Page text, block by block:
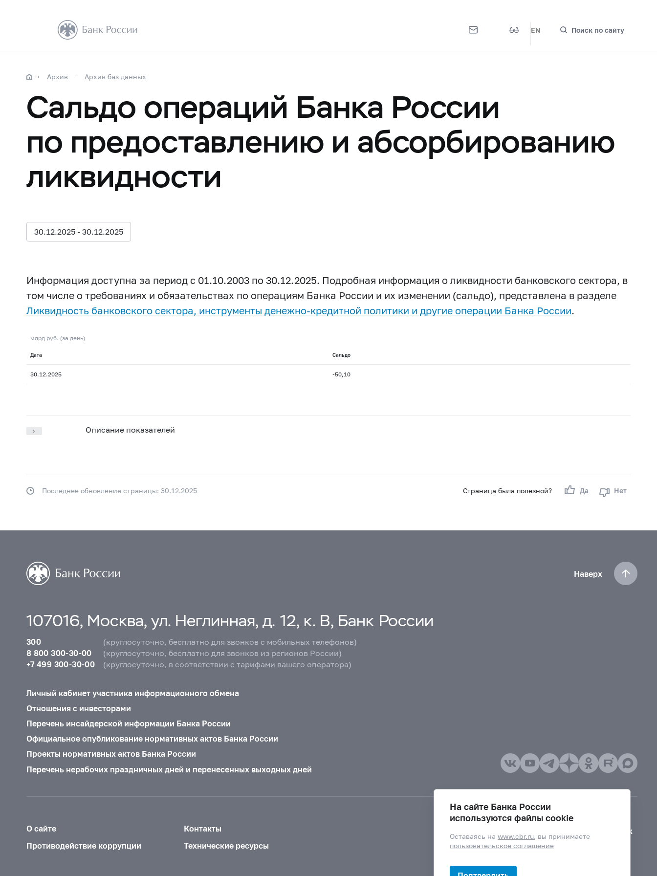
EN Поиск по сайту
Архив Архив баз данных
Сальдо операций Банка России
по предоставлению и абсорбированию
ликвидности
30.12.2025 - 30.12.2025
Информация доступна за период с 01.10.2003 по 30.12.2025. Подробная информация о ликвидности банковского сектора, в
том числе о требованиях и обязательствах по операциям Банка России и их изменении (сальдо), представлена в разделе
Ликвидность банковского сектора, инструменты денежно-кредитной политики и другие операции Банка России.
млрд руб. (за день)
Дата Сальдо
30.12.2025 -50,10
Описание показателей
Страница была полезной? Да Нет
Последнее обновление страницы: 30.12.2025
Наверх
107016, Москва, ул. Неглинная, д. 12, к. В, Банк России
300
(круглосуточно, бесплатно для звонков с мобильных телефонов)
8 800 300-30-00
(круглосуточно, бесплатно для звонков из регионов России)
+7 499 300-30-00
(круглосуточно, в соответствии с тарифами вашего оператора)
Личный кабинет участника информационного обмена
Отношения с инвесторами
Перечень инсайдерской информации Банка России
Официальное опубликование нормативных актов Банка России
Проекты нормативных актов Банка России
Перечень нерабочих праздничных дней и перенесенных выходных дней
О сайте
Контакты
Противодействие коррупции
Технические ресурсы
Версия для слабовидящих
На сайте Банка России
используются файлы cookie
Оставаясь наwww.cbr.ru, вы принимаете
пользовательское соглашение